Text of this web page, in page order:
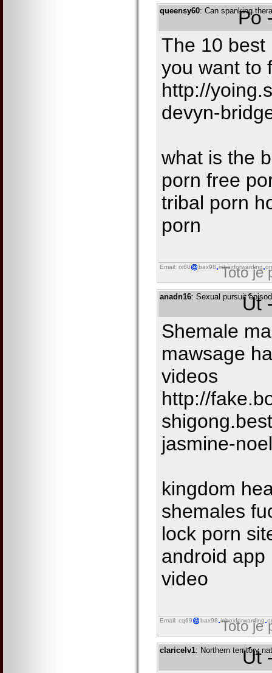
queensy60: Can spanking
Po
The 10 best
you want to
http://
devyn-
what is the
porn free
tribal porn
porn
Email: rx60 bax98 inboxforwarding
Toto je
anadn16: Sexual pursuitÚt
Shemale
mawsage
videos
http://
jasmine-
kingdom
shemales
lock porn
android app
video
Email: cq69 bax98 inboxforwarding
Toto je
claricelv1: Northern territory
Út